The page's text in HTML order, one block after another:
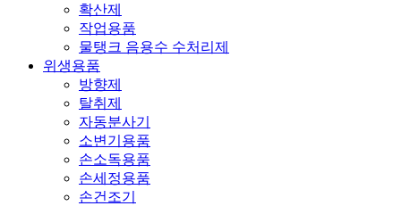
확산제
작업용품
물탱크 음용수 수처리제
위생용품
방향제
탈취제
자동분사기
소변기용품
손소독용품
손세정용품
손건조기